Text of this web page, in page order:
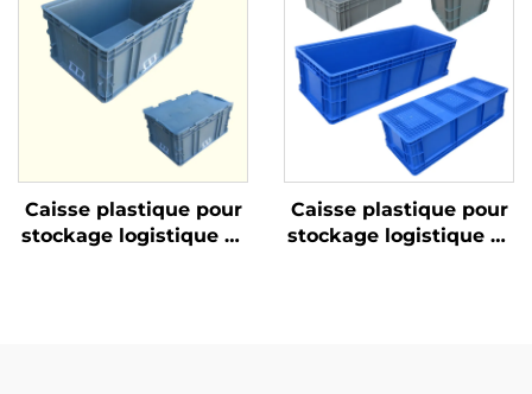
Caisse plastique pour
stockage logistique et
Caisse plastique pour
stockage logistique et